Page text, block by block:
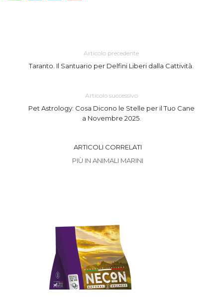
Articolo precedente
Taranto. Il Santuario per Delfini Liberi dalla Cattività.
Articolo successivo
Pet Astrology: Cosa Dicono le Stelle per il Tuo Cane
a Novembre 2025.
ARTICOLI CORRELATI
PIÙ IN ANIMALI MARINI